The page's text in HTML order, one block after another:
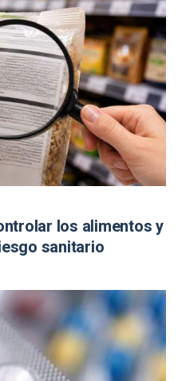
los alimentos y
sanitario